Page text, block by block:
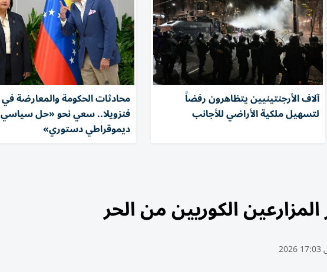
آلاف الأرجنتينيين يتظاهرون رفضاً
لتسهيل ملكية الأراضي للأجانب
محادثات الحكومة والمعارضة في
فنزويلا.. سعي نحو «حل
ديموقراطي دستوري»
الكوريين من الحر